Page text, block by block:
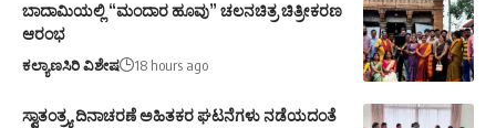
ಬಾದಾಮಿಯಲ್ಲಿ “ಮಂದಾರ ಹೂವು” ಚಲನಚಿತ್ರ ಚಿತ್ರೀಕರಣ
ಆರಂಭ
ಕಲ್ಯಾಣಸಿರಿ ವಿಶೇಷ 18 hours ago
ಸ್ವಾತಂತ್ರ್ಯ ದಿನಾಚರಣೆ ಅಹಿತಕರ ಘಟನೆಗಳು ನಡೆಯದಂತೆ